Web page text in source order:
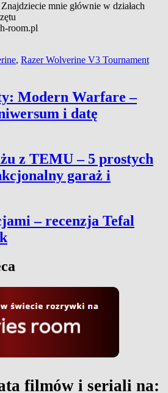
mnie głównie w działach
room.pl
, Razer Wolverine V3 Tournament
Modern Warfare –
i datę
z TEMU – 5 prostych
garaż i
– recenzja Tefal
filmów i seriali na: